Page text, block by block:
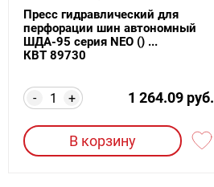
Пресс гидравлический для
перфорации шин автономный
ШДА-95 серия NEO () ...
КВТ 89730
+
- 1 264.09 руб.
В корзину